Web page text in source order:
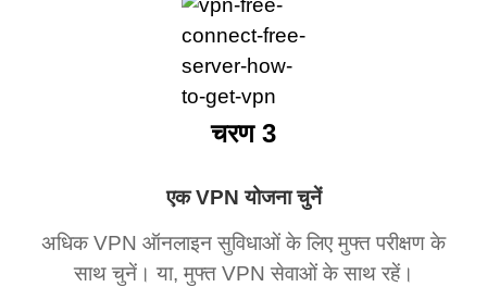
एक VPN योजना चुनें
अधिक VPN ऑनलाइन सुविधाओं के लिए मुफ्त परीक्षण के
साथ चुनें। या, मुफ्त VPN सेवाओं के साथ रहें।
चरण 3